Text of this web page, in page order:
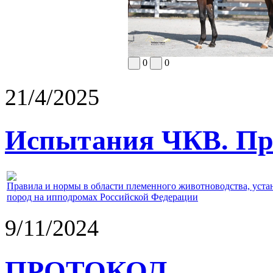
0 0
21/4/2025
Испытания ЧКВ.
Правила и нормы в области племенного животноводства,
пород на ипподромах Российской Федерации
9/11/2024